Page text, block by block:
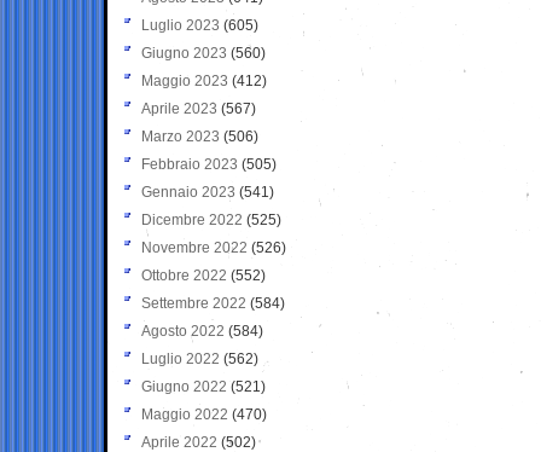
Luglio 2023 (605)
Giugno 2023 (560)
Maggio 2023 (412)
Aprile 2023 (567)
Marzo 2023 (506)
Febbraio 2023 (505)
Gennaio 2023 (541)
Dicembre 2022 (525)
Novembre 2022 (526)
Ottobre 2022 (552)
Settembre 2022 (584)
Agosto 2022 (584)
Luglio 2022 (562)
Giugno 2022 (521)
Maggio 2022 (470)
Aprile 2022 (502)